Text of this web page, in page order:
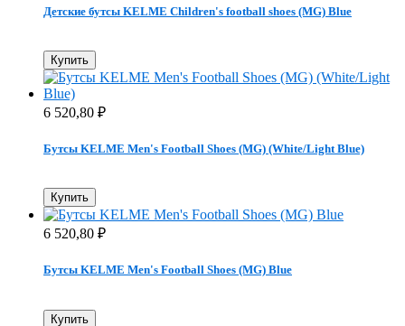
Детские бутсы KELME Children's football shoes (MG) Blue
Купить
6 520,80 ₽
Бутсы KELME Men's Football Shoes (MG) (White/Light Blue)
Купить
6 520,80 ₽
Бутсы KELME Men's Football Shoes (MG) Blue
Купить